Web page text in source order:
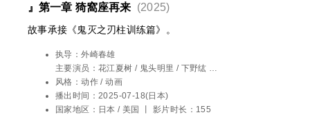
』第一章 猗窩座再来 (2025)
故事承接《鬼灭之刃柱训练篇》。
执导：外崎春雄
主要演员： 花江夏树 / 鬼头明里 / 下野纮 /
松冈祯丞 / 上田丽奈 / 冈本信彦 / 樱井孝宏 /
小西克幸 / 河西健吾 / 早见沙织 / 花泽香菜 /
铃村健一 / 关智一 / 杉田智和 / 石田彰
风格：动作 / 动画
播出时间： 2025-07-18(日本)
国家地区： 日本 / 美国 丨 影片时长：155